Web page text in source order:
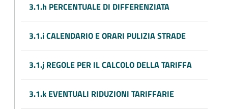
3.1.h PERCENTUALE DI DIFFERENZIATA
3.1.i CALENDARIO E ORARI PULIZIA STRADE
3.1.j REGOLE PER IL CALCOLO DELLA TARIFFA
3.1.k EVENTUALI RIDUZIONI TARIFFARIE